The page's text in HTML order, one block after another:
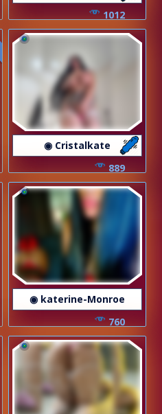
1012
◉ Cristalkate
889
◉ katerine-Monroe
760